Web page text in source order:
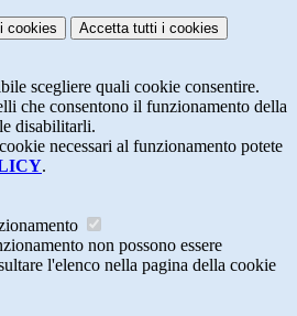
i cookies Accetta tutti i cookies
scegliere quali cookie consentire.
che consentono il funzionamento della
disabilitarli.
necessari al funzionamento potete
.
non possono essere
l'elenco nella pagina della cookie